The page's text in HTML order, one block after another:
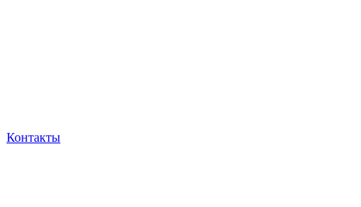
Контакты